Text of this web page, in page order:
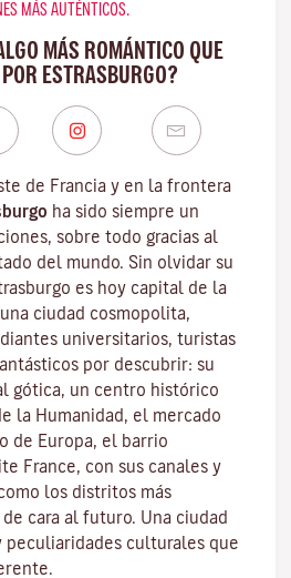
MÁS AUTÉNTICOS.
MÁS ROMÁNTICO QUE
ESTRASBURGO?
de Francia y en la frontera
ha sido siempre un
sobre todo gracias al
del mundo. Sin olvidar su
es hoy capital de la
ciudad cosmopolita,
universitarios, turistas
por descubrir: su
gótica, un centro histórico
la Humanidad, el mercado
de Europa, el barrio
France, con sus canales y
los distritos más
cara al futuro. Una ciudad
peculiaridades culturales que